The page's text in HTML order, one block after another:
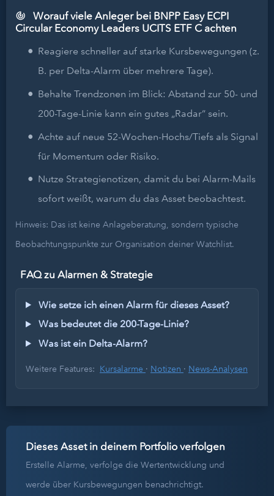
Worauf viele Anleger bei BNPP Easy ECPI
Circular Economy Leaders UCITS ETF C achten
Reagiere schneller auf starke Kursbewegungen (z.
B. per Delta-Alarm über mehrere Tage).
Behalte Trendzonen im Blick: Abstand zur 50- und
200-Tage-Linie kann ein gutes „Radar“ sein.
Achte auf neue 52-Wochen-Hochs/Tiefs als Signal
für Momentum oder Risiko.
Nutze Strategienotizen, damit du bei Alarm-Mails
sofort weißt, warum du das Asset beobachtest.
Hinweis: Das ist keine Anlageberatung, sondern typische
Beobachtungspunkte zur Organisation deiner Watchlist.
FAQ zu Alarmen & Strategie
Wie setze ich einen Alarm für dieses Asset?
Was bedeutet die 200-Tage-Linie?
Was ist ein Delta-Alarm?
Weitere Features: Kursalarme · Notizen · News-Analysen
Dieses Asset in deinem Portfolio verfolgen
Erstelle Alarme, verfolge die Wertentwicklung und
werde über Kursbewegungen benachrichtigt.